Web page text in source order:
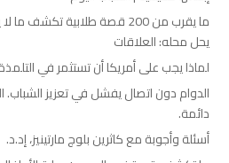
ما يقرب من 200 قصة طلابية
يحل محله: العلاقات
لماذا يجب على أمريكا أن تستثمر في
الدوام دون اتصال يفشل في تعزيز
دائمة.
أسئلة وأجوبة مع كاثرين بلوج مارتينيز، إد.د.